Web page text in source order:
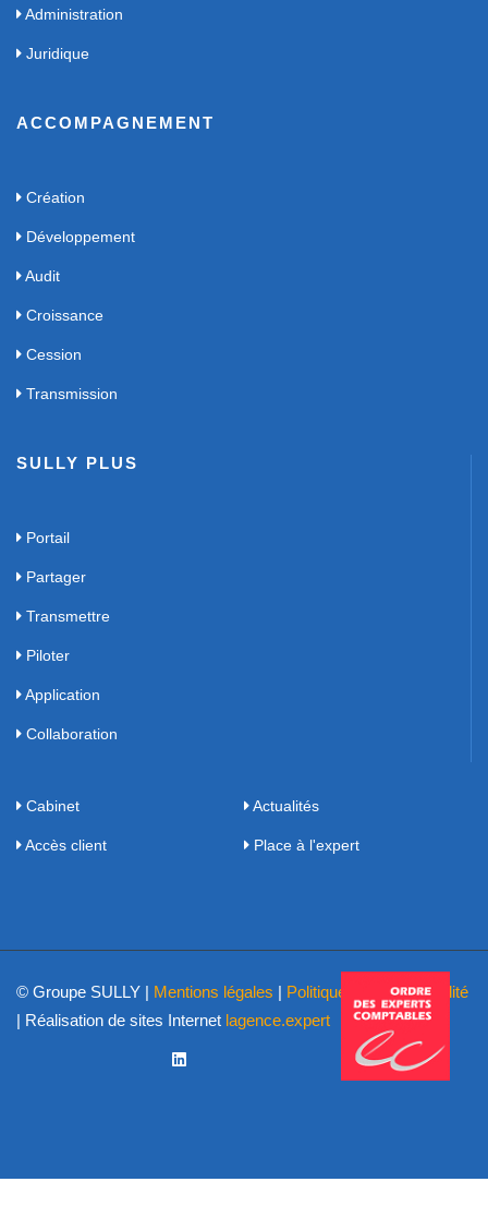
Administration
Juridique
ACCOMPAGNEMENT
Création
Développement
Audit
Croissance
Cession
Transmission
SULLY PLUS
Portail
Partager
Transmettre
Piloter
Application
Collaboration
Cabinet Actualités
Accès client Place à l'expert
© Groupe SULLY | Mentions légales | Politique de confidentialité
| Réalisation de sites Internet lagence.expert